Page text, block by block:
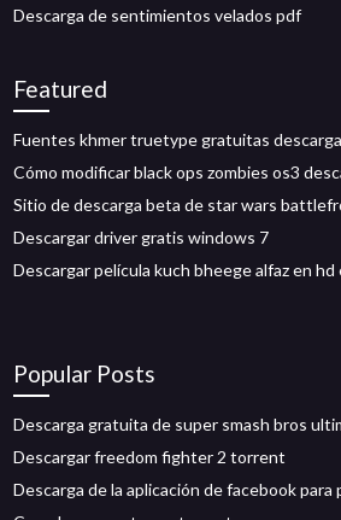
Descarga de sentimientos velados pdf
Featured
Fuentes khmer truetype gratuitas
Cómo modificar black ops zombies os3
Sitio de descarga beta de star wars
Descargar driver gratis windows 7
Descargar película kuch bheege alfaz en
Popular Posts
Descarga gratuita de super smash bros
Descargar freedom fighter 2 torrent
Descarga de la aplicación de facebook para